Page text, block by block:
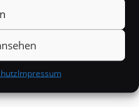
Impressum